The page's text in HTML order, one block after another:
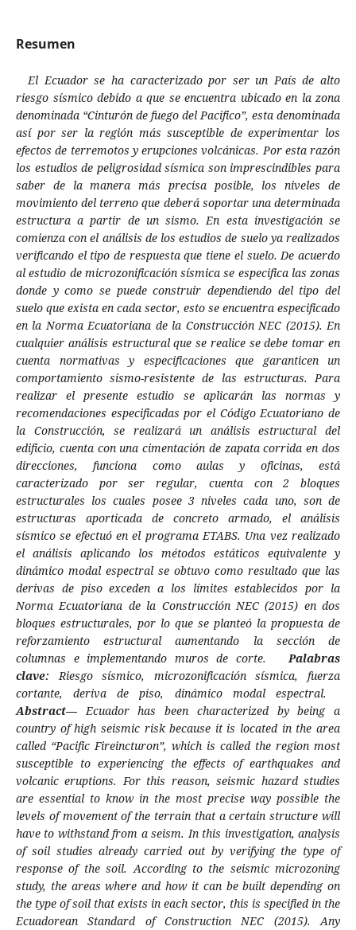
Resumen
El Ecuador se ha caracterizado por ser un País de alto
riesgo sísmico debido a que se encuentra ubicado en la zona
denominada “Cinturón de fuego del Pacifico”, esta denominada
así por ser la región más susceptible de experimentar los
efectos de terremotos y erupciones volcánicas. Por esta razón
los estudios de peligrosidad sísmica son imprescindibles para
saber de la manera más precisa posible, los niveles de
movimiento del terreno que deberá soportar una determinada
estructura a partir de un sismo. En esta investigación se
comienza con el análisis de los estudios de suelo ya realizados
verificando el tipo de respuesta que tiene el suelo. De acuerdo
al estudio de microzonificación sísmica se especifica las zonas
donde y como se puede construir dependiendo del tipo del
suelo que exista en cada sector, esto se encuentra especificado
en la Norma Ecuatoriana de la Construcción NEC (2015). En
cualquier análisis estructural que se realice se debe tomar en
cuenta normativas y especificaciones que garanticen un
comportamiento sismo-resistente de las estructuras. Para
realizar el presente estudio se aplicarán las normas y
recomendaciones especificadas por el Código Ecuatoriano de
la Construcción, se realizará un análisis estructural del
edificio, cuenta con una cimentación de zapata corrida en dos
direcciones, funciona como aulas y oficinas, está
caracterizado por ser regular, cuenta con 2 bloques
estructurales los cuales posee 3 niveles cada uno, son de
estructuras aporticada de concreto armado, el análisis
sísmico se efectuó en el programa ETABS. Una vez realizado
el análisis aplicando los métodos estáticos equivalente y
dinámico modal espectral se obtuvo como resultado que las
derivas de piso exceden a los límites establecidos por la
Norma Ecuatoriana de la Construcción NEC (2015) en dos
bloques estructurales, por lo que se planteó la propuesta de
reforzamiento estructural aumentando la sección de
columnas e implementando muros de corte.
Palabras
clave: Riesgo sísmico, microzonificación sísmica, fuerza
cortante, deriva de piso, dinámico modal espectral.
Abstract— Ecuador has been characterized by being a
country of high seismic risk because it is located in the area
called “Pacific Fireincturon”, which is called the region most
susceptible to experiencing the effects of earthquakes and
volcanic eruptions. For this reason, seismic hazard studies
are essential to know in the most precise way possible the
levels of movement of the terrain that a certain structure will
have to withstand from a seism. In this investigation, analysis
of soil studies already carried out by verifying the type of
response of the soil. According to the seismic microzoning
study, the areas where and how it can be built depending on
the type of soil that exists in each sector, this is specified in the
Ecuadorean Standard of Construction NEC (2015). Any